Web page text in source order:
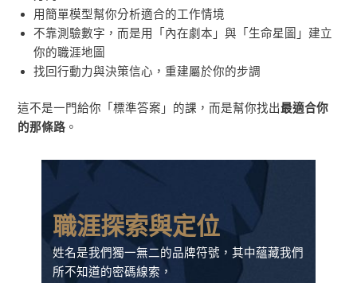
用簡單模型幫你分析適合的工作情境
不靠測驗數字，而是用「內在劇本」與「生命星圖」建立
你的職涯地圖
找回行動力與決策信心，重建屬於你的步調
這不是一門給你「標準答案」的課，而是幫你找出最適合你
的那條路 。
職涯探索與定位
姓名是我們獨一無二的品牌符號，其中蘊藏我們
所不知道的密碼線索，